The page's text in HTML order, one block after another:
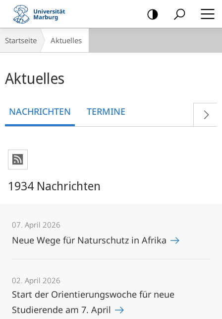
Mobile-
Navigation
Breadcrumb-
Navigation
Startseite Aktuelles
Aktuelles
NACHRICHTEN TERMINE
1934 Nachrichten
07. April 2026
Neue Wege für Naturschutz in Afrika
02. April 2026
Start der Orientierungswoche für neue
Studierende am 7. April